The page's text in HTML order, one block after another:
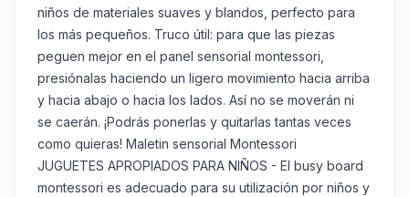
niños de materiales suaves y blandos, perfecto para
los más pequeños. Truco útil: para que las piezas
peguen mejor en el panel sensorial montessori,
presiónalas haciendo un ligero movimiento hacia arriba
y hacia abajo o hacia los lados. Así no se moverán ni
se caerán. ¡Podrás ponerlas y quitarlas tantas veces
como quieras! Maletin sensorial Montessori
JUGUETES APROPIADOS PARA NIÑOS - El busy board
montessori es adecuado para su utilización por niños y